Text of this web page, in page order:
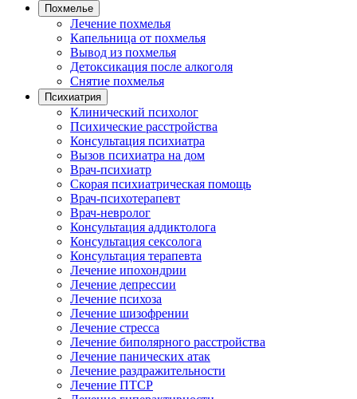
Похмелье
Лечение похмелья
Капельница от похмелья
Вывод из похмелья
Детоксикация после алкоголя
Снятие похмелья
Психиатрия
Клинический психолог
Психические расстройства
Консультация психиатра
Вызов психиатра на дом
Врач-психиатр
Скорая психиатрическая помощь
Врач-психотерапевт
Врач-невролог
Консультация аддиктолога
Консультация сексолога
Консультация терапевта
Лечение ипохондрии
Лечение депрессии
Лечение психоза
Лечение шизофрении
Лечение стресса
Лечение биполярного расстройства
Лечение панических атак
Лечение раздражительности
Лечение ПТСР